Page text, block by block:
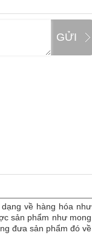
GỬI
về hàng hóa như
sản phẩm như mong
đưa sản phẩm đó về